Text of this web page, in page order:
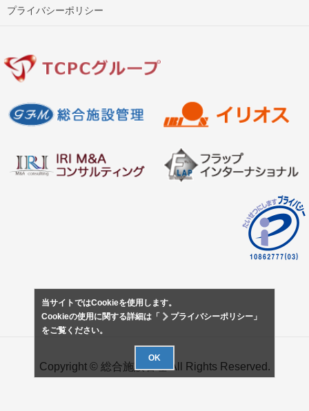
プライバシーポリシー
当サイトではCookieを使用します。
Cookieの使用に関する詳細は「
プライバシーポリシー 」
をご覧ください。
OK
Copyright © 総合施設管理 All Rights Reserved.